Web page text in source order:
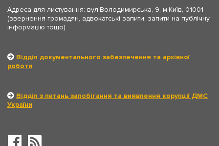
Адреса для листування: вул.Володимирська, 9, м.Київ, 01001
(звернення громадян, адвокатські запити, запити на публічну
інформацію тощо)
Відділ документального забезпечення та архівної
роботи
Відділ з питань запобігання та виявлення корупції ДМС
України